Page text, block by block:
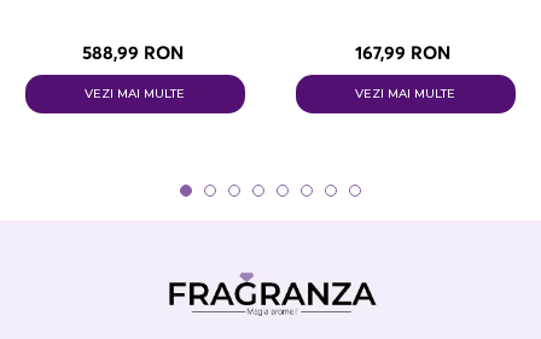
588,99 RON
VEZI MAI MULTE
167,99 RON
VEZI MAI MULTE